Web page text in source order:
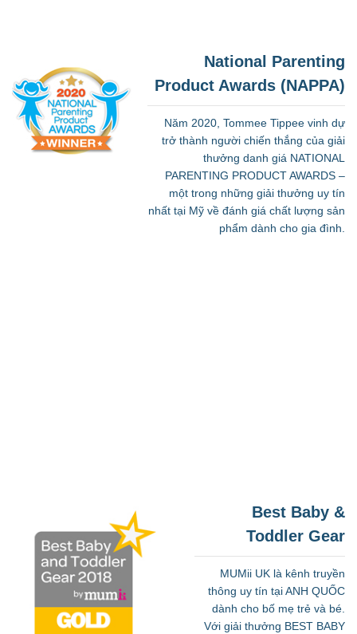
National Parenting
Product Awards (NAPPA)
Năm 2020, Tommee Tippee vinh dự
trở thành người chiến thắng của giải
thưởng danh giá NATIONAL
PARENTING PRODUCT AWARDS –
một trong những giải thưởng uy tín
nhất tại Mỹ về đánh giá chất lượng sản
phẩm dành cho gia đình.
Best Baby &
Toddler Gear
MUMii UK là kênh truyền
thông uy tín tại ANH QUỐC
dành cho bố mẹ trẻ và bé.
Với giải thưởng BEST BABY